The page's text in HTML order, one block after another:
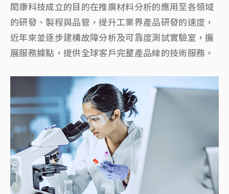
閎康科技成立的目的在推廣材料分析的應用至各領域
的研發、製程與品管，提升工業界產品研發的速度，
近年來並逐步建構故障分析及可靠度測試實驗室，擴
展服務據點，提供全球客戶完整產品線的技術服務。